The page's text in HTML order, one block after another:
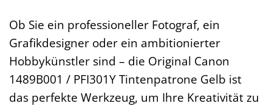
Ob Sie ein professioneller Fotograf, ein
Grafikdesigner oder ein ambitionierter
Hobbykünstler sind – die Original Canon
1489B001 / PFI301Y Tintenpatrone Gelb ist
das perfekte Werkzeug, um Ihre Kreativität zu